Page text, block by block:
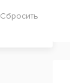
Сбросить